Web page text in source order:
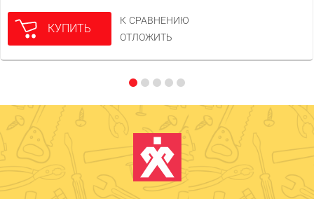
КУПИТЬ
К СРАВНЕНИЮ
ОТЛОЖИТЬ